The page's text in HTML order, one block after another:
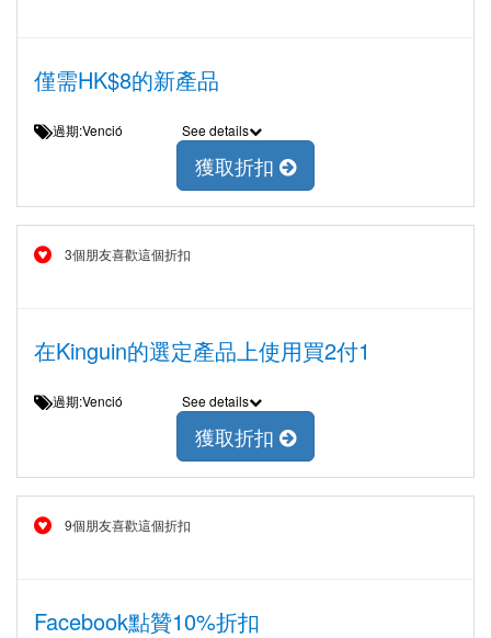
僅需HK$8的新產品
過期:Venció See details
獲取折扣
3個朋友喜歡這個折扣
在Kinguin的選定產品上使用買2付1
過期:Venció See details
獲取折扣
9個朋友喜歡這個折扣
Facebook點贊10%折扣